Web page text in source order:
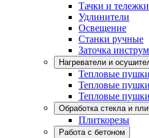
Тачки и тележки
Удлинители
Освещение
Станки ручные
Заточка
Нагреватели и
Тепловые
Тепловые
Тепловые
Обработка стекла и
Плиткорезы
Работа с бетоном